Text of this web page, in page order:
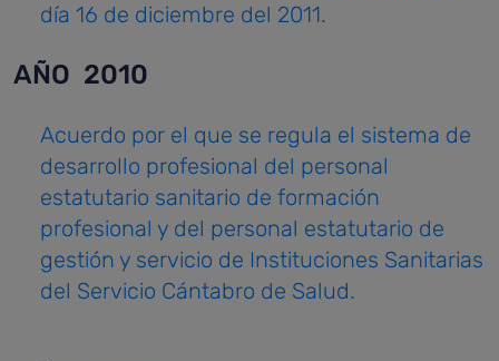
día 16 de diciembre del 2011.
AÑO 2010
Acuerdo por el que se regula el sistema de
desarrollo profesional del personal
estatutario sanitario de formación
profesional y del personal estatutario de
gestión y servicio de Instituciones Sanitarias
del Servicio Cántabro de Salud.